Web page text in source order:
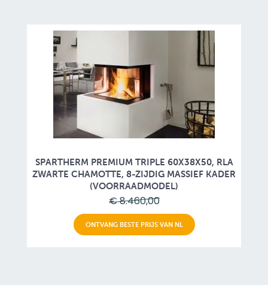
SPARTHERM PREMIUM TRIPLE 60X38X50, RLA
ZWARTE CHAMOTTE, 8-ZIJDIG MASSIEF KADER
(VOORRAADMODEL)
€ 8.460,00
ONTVANG BESTE PRIJS VAN NL